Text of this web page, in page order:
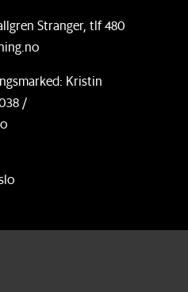
Stranger, tlf 480
Kristin
/